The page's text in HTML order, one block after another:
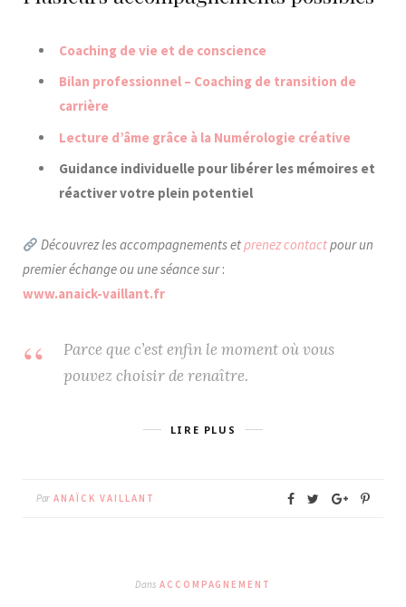
Coaching de vie et de conscience
Bilan professionnel – Coaching de transition de
carrière
Lecture d’âme grâce à la Numérologie créative
Guidance individuelle pour libérer les mémoires et
réactiver votre plein potentiel
Découvrez les accompagnements etprenez contactpour un
premier échange ou une séance sur:
www.anaick-vaillant.fr
Parce que c’est enfin le moment où vous
pouvez choisir de renaître.
LIRE PLUS
Par ANAÏCK VAILLANT
Dans ACCOMPAGNEMENT